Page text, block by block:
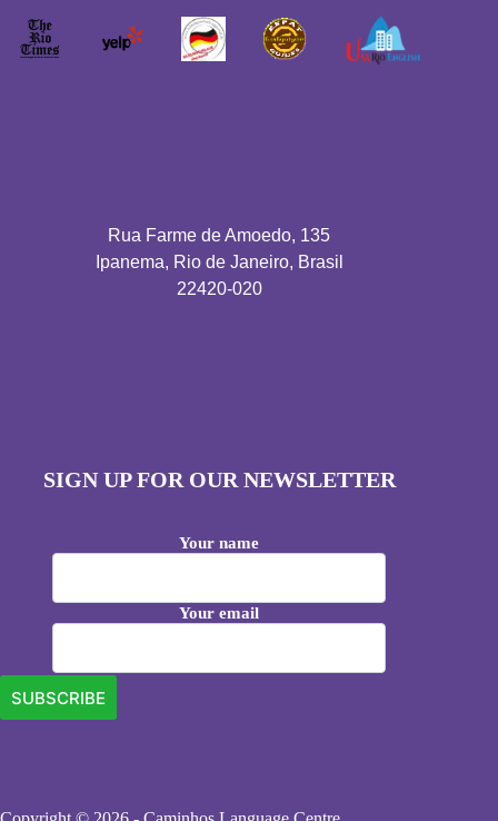
Rua Farme de Amoedo, 135
Ipanema, Rio de Janeiro, Brasil
22420-020
SIGN UP FOR OUR NEWSLETTER
Your name
Your email